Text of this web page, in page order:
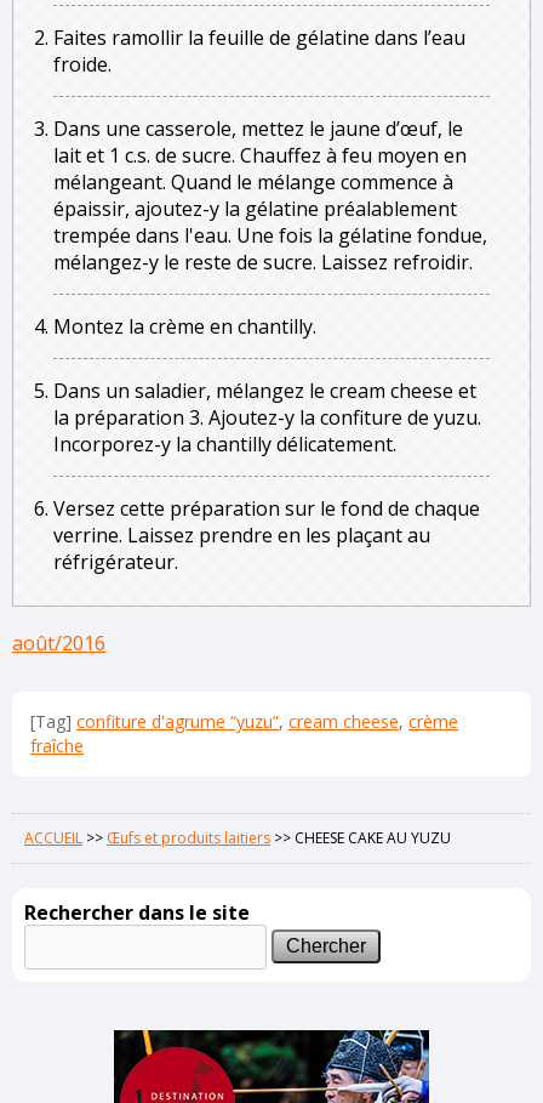
Faites ramollir la feuille de gélatine dans l’eau
froide.
Dans une casserole, mettez le jaune d’œuf, le
lait et 1 c.s. de sucre. Chauffez à feu moyen en
mélangeant. Quand le mélange commence à
épaissir, ajoutez-y la gélatine préalablement
trempée dans l'eau. Une fois la gélatine fondue,
mélangez-y le reste de sucre. Laissez refroidir.
Montez la crème en chantilly.
Dans un saladier, mélangez le cream cheese et
la préparation 3. Ajoutez-y la confiture de yuzu.
Incorporez-y la chantilly délicatement.
Versez cette préparation sur le fond de chaque
verrine. Laissez prendre en les plaçant au
réfrigérateur.
août/2016
[Tag] confiture d'agrume “yuzu”, cream cheese, crème
fraîche
ACCUEIL >> Œufs et produits laitiers >> CHEESE CAKE AU YUZU
Rechercher dans le site